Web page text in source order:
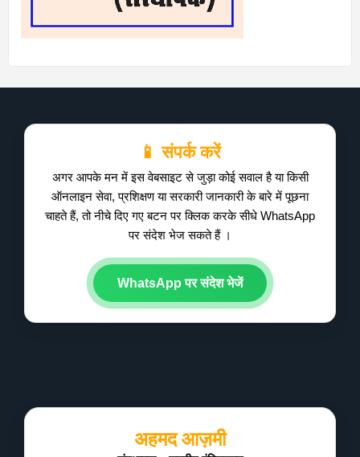
📱 संपर्क करें
अगर आपके मन में इस वेबसाइट से जुड़ा कोई सवाल है या किसी
ऑनलाइन सेवा, प्रशिक्षण या सरकारी जानकारी के बारे में पूछना
चाहते हैं, तो नीचे दिए गए बटन पर क्लिक करके सीधे WhatsApp
पर संदेश भेज सकते हैं ।
WhatsApp पर संदेश भेजें
अहमद आज़मी